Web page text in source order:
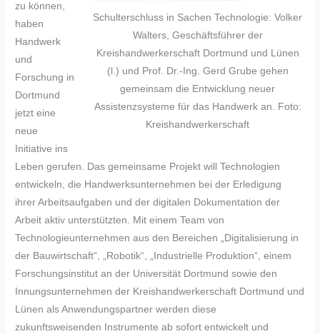
Schulterschluss in Sachen Technologie: Volker
Walters, Geschäftsführer der
Kreishandwerkerschaft Dortmund und Lünen
(l.) und Prof. Dr.-Ing. Gerd Grube gehen
gemeinsam die Entwicklung neuer
Assistenzsysteme für das Handwerk an. Foto:
Kreishandwerkerschaft
zu können,
haben
Handwerk
und
Forschung in
Dortmund
jetzt eine
neue
Initiative ins
Leben gerufen. Das gemeinsame Projekt will Technologien
entwickeln, die Handwerksunternehmen bei der Erledigung
ihrer Arbeitsaufgaben und der digitalen Dokumentation der
Arbeit aktiv unterstützten. Mit einem Team von
Technologieunternehmen aus den Bereichen „Digitalisierung in
der Bauwirtschaft“, „Robotik“, „Industrielle Produktion“, einem
Forschungsinstitut an der Universität Dortmund sowie den
Innungsunternehmen der Kreishandwerkerschaft Dortmund und
Lünen als Anwendungspartner werden diese
zukunftsweisenden Instrumente ab sofort entwickelt und